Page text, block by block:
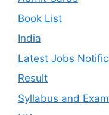
Book List
India
Latest Jobs
Result
Syllabus and